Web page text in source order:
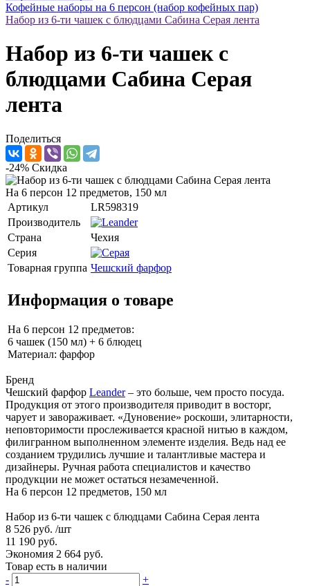
Кофейные наборы на 6 персон (набор кофейных пар)
Набор из 6-ти чашек с блюдцами Сабина Серая лента
Набор из 6-ти чашек с
блюдцами Сабина Серая
лента
Поделиться
-24% Скидка
На 6 персон 12 предметов, 150 мл
Артикул
LR598319
Производитель
Страна
Чехия
Серия
Товарная группа Чешский фарфор
Информация о товаре
На 6 персон 12 предметов:
6 чашек (150 мл) + 6 блюдец
Материал: фарфор
Бренд
Чешский фарфор Leander– это больше, чем просто посуда.
Продукция от этого производителя приводит в восторг,
чарует и завораживает. «Дуновение» роскоши, элитарности,
неповторимости прослеживается красной нитью в каждом,
филигранном выполненном элементе изделия. Ведь над ее
созданием трудились лучшие и талантливые мастера и
дизайнеры. Ручная работа специалистов и качество
продукции не может остаться незамеченной.
На 6 персон 12 предметов, 150 мл
Набор из 6-ти чашек с блюдцами Сабина Серая лента
8 526 руб. /шт
11 190 руб.
Экономия 2 664 руб.
Товар есть в наличии
-
+